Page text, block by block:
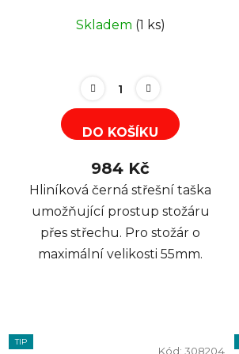
Skladem (1 ks)
DO KOŠÍKU
984 Kč
Hliníková černá střešní taška
umožňující prostup stožáru
přes střechu. Pro stožár o
maximální velikosti 55mm.
TIP
Kód: 308204